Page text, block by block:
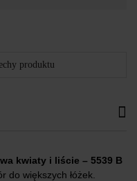
produktu
kwiaty i liście – 5539 B
do większych łóżek.